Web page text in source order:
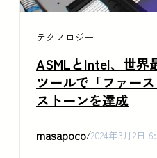
テクノロジー
ASMLとIntel、世界
ツールで「ファー
ストーンを達成
masapoco/2024年3月2日